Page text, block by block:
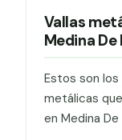
Vallas
Medina De
Estos son
metálicas
en Medina De